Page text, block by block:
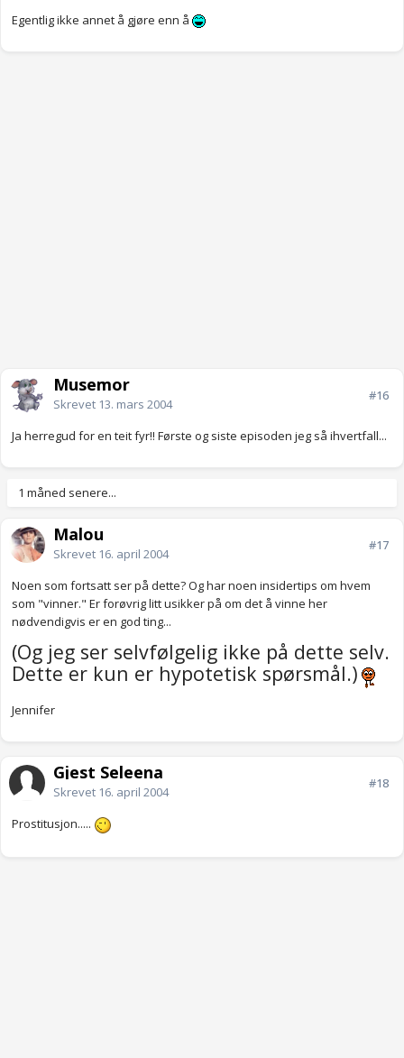
Egentlig ikke annet å gjøre enn å
Musemor
Skrevet 13. mars 2004
#16
Ja herregud for en teit fyr!! Første og siste episoden jeg så ihvertfall...
1 måned senere...
Malou
Skrevet 16. april 2004
#17
Noen som fortsatt ser på dette? Og har noen insidertips om hvem
som "vinner." Er forøvrig litt usikker på om det å vinne her
nødvendigvis er en god ting...
(Og jeg ser selvfølgelig ikke på dette selv.
Dette er kun er hypotetisk spørsmål.)
Jennifer
Gjest Seleena
Skrevet 16. april 2004
#18
Prostitusjon.....